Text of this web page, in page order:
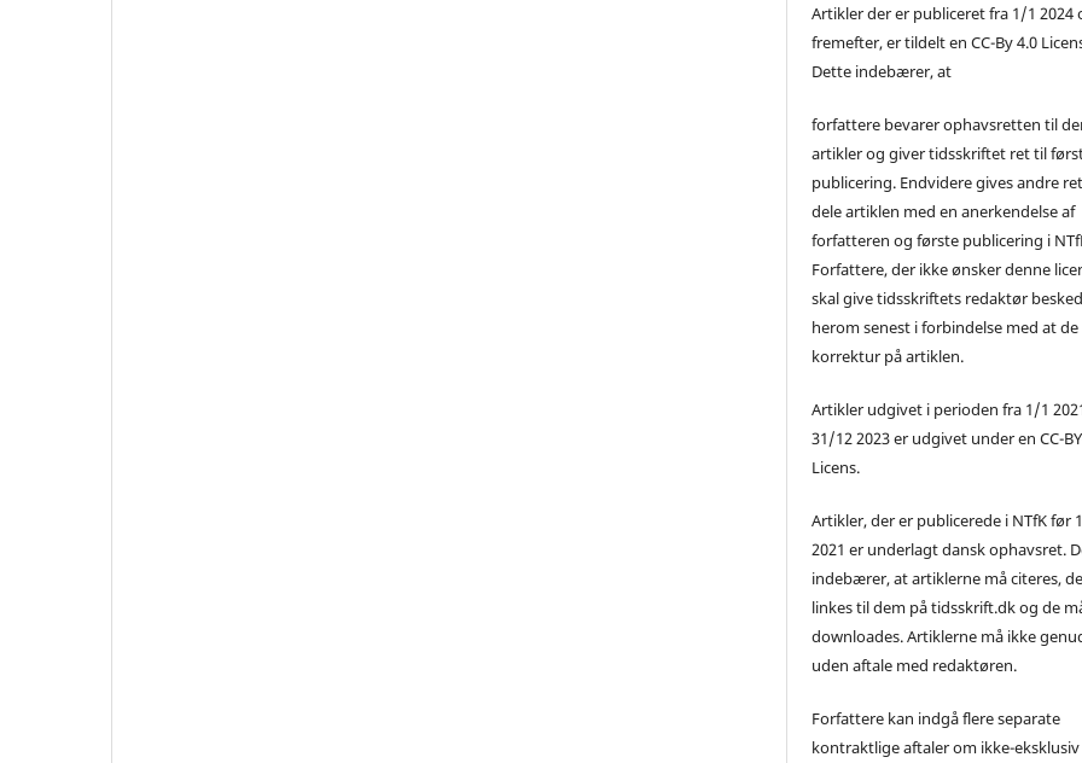
Artikler der er publiceret fra 1/1 2024
fremefter, er tildelt en CC-By 4.0
Dette indebærer, at
forfattere bevarer ophavsretten til
artikler og giver tidsskriftet ret til
publicering. Endvidere gives andre
dele artiklen med en anerkendelse af
forfatteren og første publicering i
Forfattere, der ikke ønsker denne
skal give tidsskriftets redaktør besked
herom senest i forbindelse med at
korrektur på artiklen.
Artikler udgivet i perioden fra 1/1
31/12 2023 er udgivet under en CC-
Licens.
Artikler, der er publicerede i NTfK før
2021 er underlagt dansk ophavsret.
indebærer, at artiklerne må citeres,
linkes til dem på tidsskrift.dk og de
downloades. Artiklerne må ikke
uden aftale med redaktøren.
Forfattere kan indgå flere separate
kontraktlige aftaler om ikke-eksklusiv